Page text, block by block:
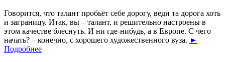
Говорится, что талант пробьёт себе дорогу, веди та дорога хоть
и заграницу. Итак, вы – талант, и решительно настроены в
этом качестве блеснуть. И ни где-нибудь, а в Европе. С чего
начать? – конечно, с хорошего художественного вуза. ►
Подробнее